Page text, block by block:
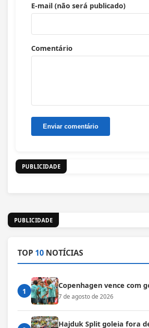
E-mail (não será publicado)
Comentário
PUBLICIDADE
PUBLICIDADE
TOP 10 NOTÍCIAS
1
Copenhagen vence com
7 de agosto de 2026
Hajduk Split goleia fora